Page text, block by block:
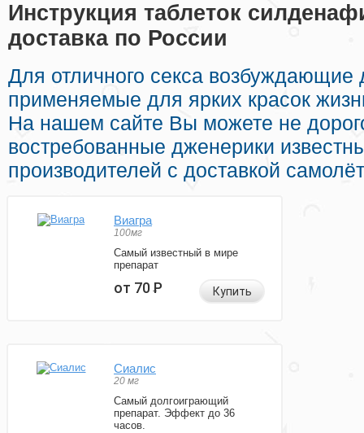
Инструкция таблеток
доставка по России
Для отличного секса возбуждающие
применяемые для ярких красок
На нашем сайте Вы можете не
востребованные дженерики
производителей с доставкой
Виагра
100мг
Самый известный в мире
препарат
от 70Р Купить
Сиалис
20 мг
Самый долгоиграющий
препарат. Эффект до 36
часов.